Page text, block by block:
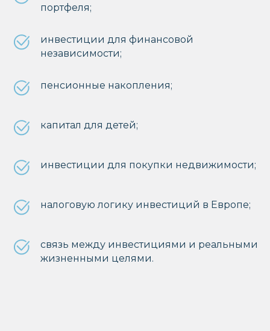
портфеля;
инвестиции для финансовой
независимости;
пенсионные накопления;
капитал для детей;
инвестиции для покупки недвижимости;
налоговую логику инвестиций в Европе;
связь между инвестициями и реальными
жизненными целями.